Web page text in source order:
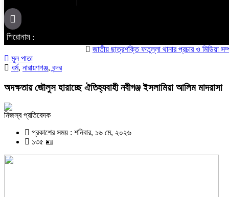
শিরোনাম :
জাতীয় ছাত্রশক্তি ফতুল্লা থানার প্রচার ও মিডিয়া সম্পাদক
মূল পাতা
ধর্ম, নারায়ণগঞ্জ, বন্দর
অদক্ষতায় জৌলুস হারাচ্ছে ঐতিহ্যবাহী নবীগঞ্জ ইসলামিয়া আলিম মাদরাসা
নিজস্ব প্রতিবেদক
প্রকাশের সময় : শনিবার, ১৬ মে, ২০২৬
১৩৫ 🪪